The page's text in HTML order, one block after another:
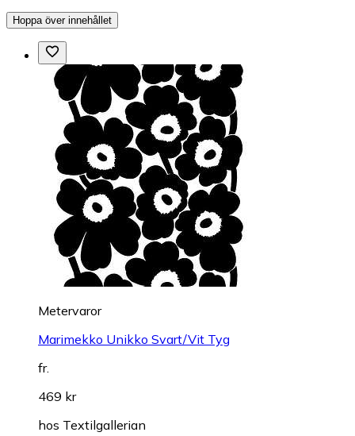
Hoppa över innehållet
Metervaror
Marimekko Unikko Svart/Vit Tyg
fr.
469 kr
hos Textilgallerian